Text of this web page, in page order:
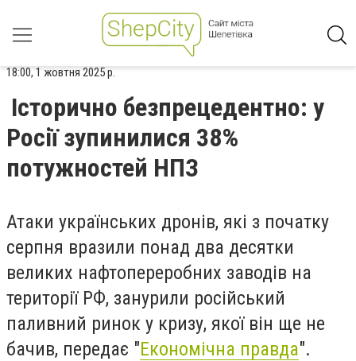
18:00, 1 жовтня 2025 р.
Історично безпрецедентно: у
Росії зупинилися 38%
потужностей НПЗ
Атаки українських дронів, які з початку
серпня вразили понад два десятки
великих нафтопереробних заводів на
території РФ, занурили російський
паливний ринок у кризу, якої він ще не
бачив, передає "Економічна правда".